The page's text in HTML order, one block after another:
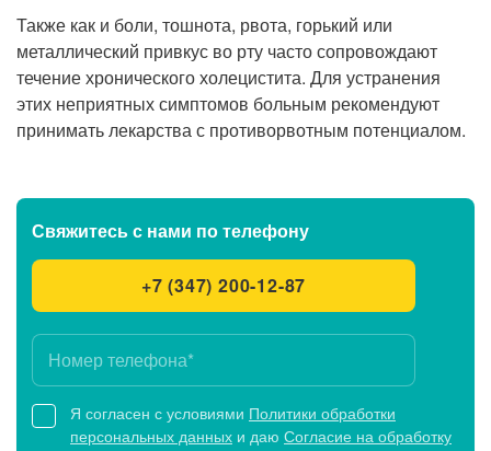
Также как и боли, тошнота, рвота, горький или
металлический привкус во рту часто сопровождают
течение хронического холецистита. Для устранения
этих неприятных симптомов больным рекомендуют
принимать лекарства с противорвотным потенциалом.
Свяжитесь с нами по телефону
+7 (347) 200-12-87
Я согласен с условиями Политики обработки
персональных данных и даю Согласие на обработку